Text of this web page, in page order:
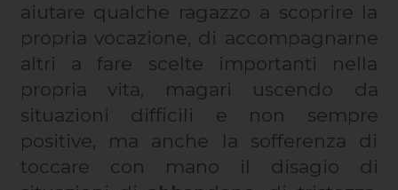
aiutare qualche ragazzo a scoprire la
propria vocazione, di accompagnarne
altri a fare scelte importanti nella
propria vita, magari uscendo da
situazioni difficili e non sempre
positive, ma anche la sofferenza di
toccare con mano il disagio di